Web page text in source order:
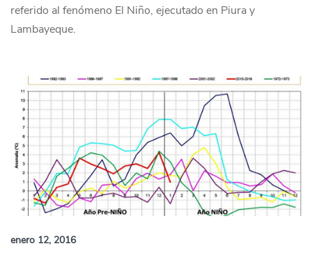
referido al fenómeno El Niño, ejecutado en Piura y
Lambayeque.
enero 12, 2016